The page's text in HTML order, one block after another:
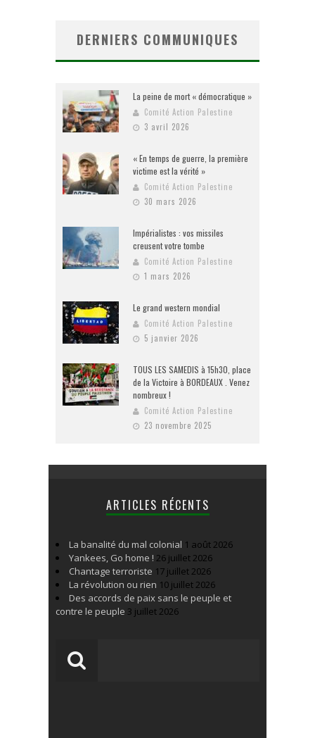
DERNIERS COMMUNIQUES
La peine de mort « démocratique »
Comité Action Palestine
3 avril 2026
« En temps de guerre, la première
victime est la vérité »
Comité Action Palestine
30 mars 2026
Impérialistes : vos missiles
creusent votre tombe
Comité Action Palestine
1 mars 2026
Le grand western mondial
Comité Action Palestine
5 janvier 2026
TOUS LES SAMEDIS à 15h30, place
de la Victoire à BORDEAUX . Venez
nombreux !
Comité Action Palestine
23 novembre 2025
ARTICLES RÉCENTS
La banalité du mal colonial 1 août 2026
Yankees, Go home ! 26 juillet 2026
Chantage terroriste 17 juillet 2026
La révolution ou rien 10 juillet 2026
Des accords de paix sans le peuple et
contre le peuple 3 juillet 2026